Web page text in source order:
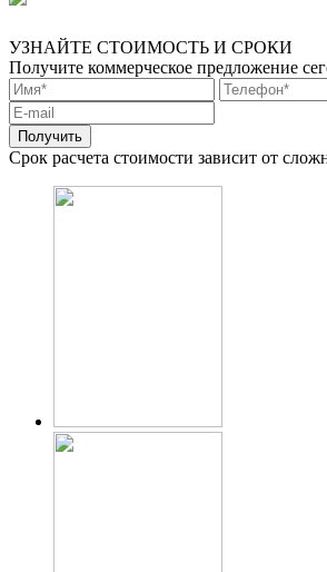
УЗНАЙТЕ СТОИМОСТЬ И СРОКИ
Получите коммерческое предложение
Срок расчета стоимости зависит от